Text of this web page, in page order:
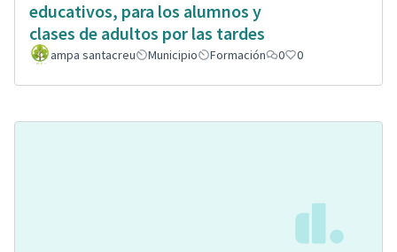
educativos, para los alumnos y
clases de adultos por las tardes
ampa santacreu Municipio Formación 0 0